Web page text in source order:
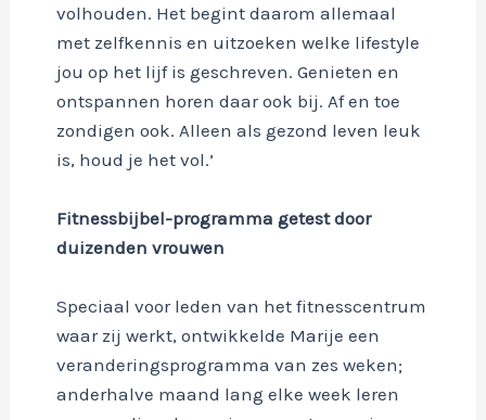
volhouden. Het begint daarom allemaal
met zelfkennis en uitzoeken welke lifestyle
jou op het lijf is geschreven. Genieten en
ontspannen horen daar ook bij. Af en toe
zondigen ook. Alleen als gezond leven leuk
is, houd je het vol.’
Fitnessbijbel-programma getest door
duizenden vrouwen
Speciaal voor leden van het fitnesscentrum
waar zij werkt, ontwikkelde Marije een
veranderingsprogramma van zes weken;
anderhalve maand lang elke week leren